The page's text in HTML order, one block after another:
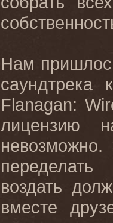
Нам
саундтрека
Flanagan:
лицензию
воздать
вместе